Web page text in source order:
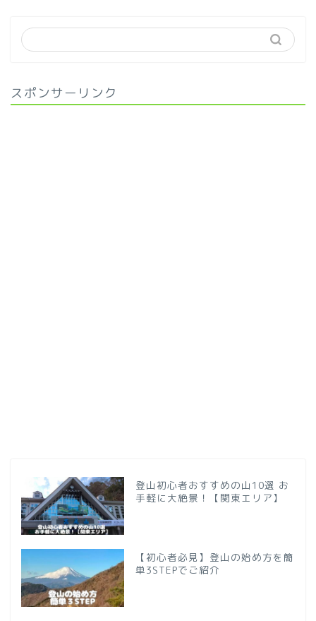
スポンサーリンク
登山初心者おすすめの山10選 お
手軽に大絶景！【関東エリア】
【初心者必見】登山の始め方を簡
単3STEPでご紹介